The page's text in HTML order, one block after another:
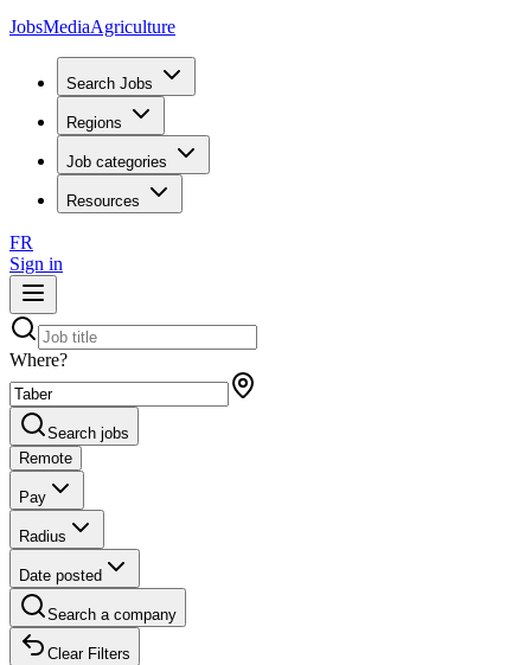
JobsMediaAgriculture
Search Jobs
Regions
Job categories
Resources
FR
Sign in
Where?
Search jobs
Remote
Pay
Radius
Date posted
Search a company
Clear Filters